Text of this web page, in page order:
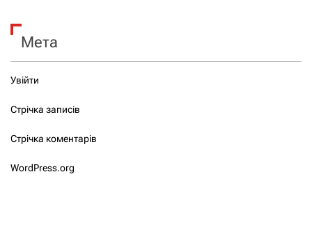
Мета
Увійти
Стрічка записів
Стрічка коментарів
WordPress.org